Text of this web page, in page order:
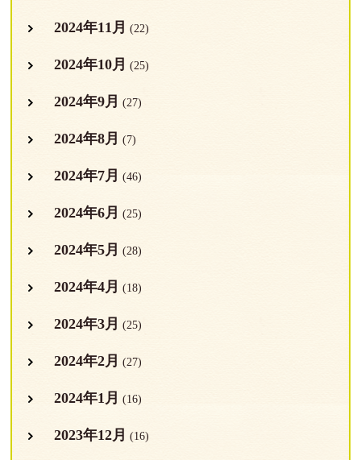
2024年11月 (22)
2024年10月 (25)
2024年9月 (27)
2024年8月 (7)
2024年7月 (46)
2024年6月 (25)
2024年5月 (28)
2024年4月 (18)
2024年3月 (25)
2024年2月 (27)
2024年1月 (16)
2023年12月 (16)